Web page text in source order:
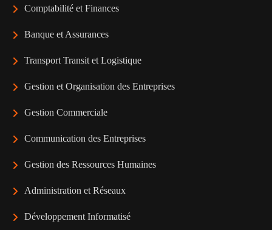
Comptabilité et Finances
Banque et Assurances
Transport Transit et Logistique
Gestion et Organisation des Entreprises
Gestion Commerciale
Communication des Entreprises
Gestion des Ressources Humaines
Administration et Réseaux
Développement Informatisé